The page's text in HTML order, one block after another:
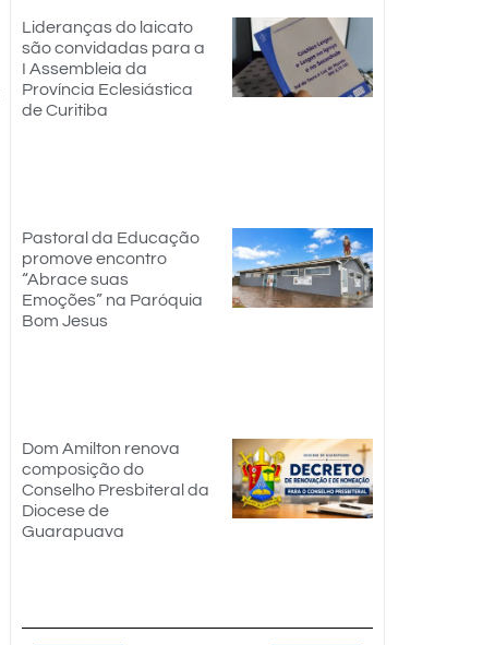
Lideranças do laicato
são convidadas para a
I Assembleia da
Província Eclesiástica
de Curitiba
Pastoral da Educação
promove encontro
“Abrace suas
Emoções” na Paróquia
Bom Jesus
Dom Amilton renova
composição do
Conselho Presbiteral da
Diocese de
Guarapuava